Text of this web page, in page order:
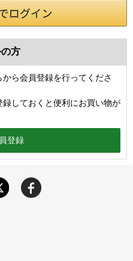
方
ら会員登録を行ってくださ
しておくと便利にお買い物が